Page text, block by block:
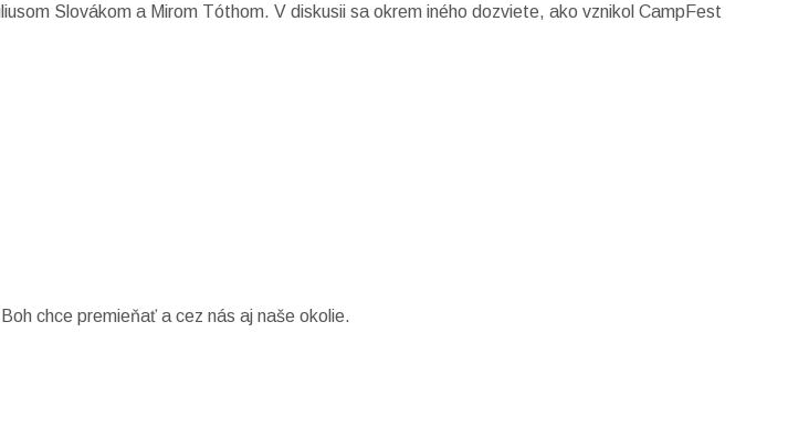
Slovákom a Mirom Tóthom. V diskusii sa okrem iného dozviete, ako vznikol CampFest
chce premieňať a cez nás aj naše okolie.